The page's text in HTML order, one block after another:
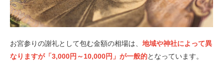
お宮参りの謝礼として包む金額の相場は、 地域や神社によって異
なりますが「3,000円～10,000円」が一般的となっています。